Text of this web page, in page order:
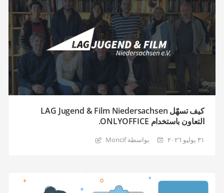
كيف تسهّل LAG Jugend & Film Niedersachsen
التعاون باستخدام ONLYOFFICE.
٣١ يوليو ٢٠٢٦ بواسطة Moncif